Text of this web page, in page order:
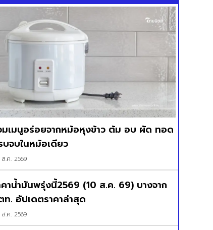
มเมนูอร่อยจากหม้อหุงข้าว ต้ม อบ ผัด ทอด
บจบในหม้อเดียว
.ค. 2569
คาน้ำมันพรุ่งนี้2569 (10 ส.ค. 69) บางจาก
ท. อัปเดตราคาล่าสุด
.ค. 2569